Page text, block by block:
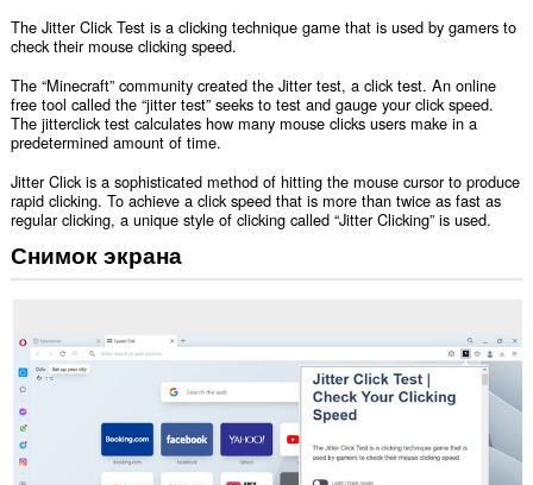
The Jitter Click Test is a clicking technique game that is used by gamers to
check their mouse clicking speed.
The “Minecraft” community created the Jitter test, a click test. An online
free tool called the “jitter test” seeks to test and gauge your click speed.
The jitterclick test calculates how many mouse clicks users make in a
predetermined amount of time.
Jitter Click is a sophisticated method of hitting the mouse cursor to produce
rapid clicking. To achieve a click speed that is more than twice as fast as
regular clicking, a unique style of clicking called “Jitter Clicking” is used.
Снимок экрана